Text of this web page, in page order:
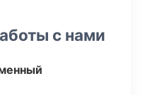
с нами